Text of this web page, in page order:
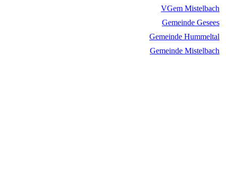
VGem Mistelbach
Gemeinde Gesees
Gemeinde Hummeltal
Gemeinde Mistelbach